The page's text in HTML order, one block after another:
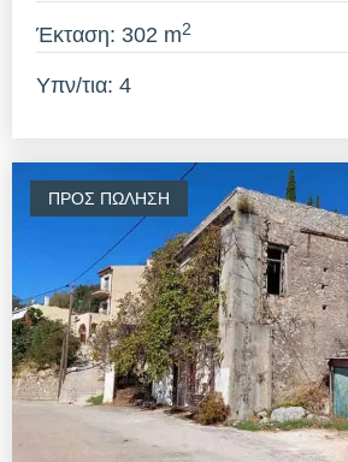
Έκταση: 302 m2
Υπν/τια: 4
ΠΡΟΣ ΠΏΛΗΣΗ